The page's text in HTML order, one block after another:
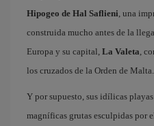
Hipogeo de Hal Saflieni, una
construida mucho antes de la
Europa y su capital, La Valeta,
los cruzados de la Orden de Malta.
Y por supuesto, sus idílicas
magníficas grutas esculpidas por